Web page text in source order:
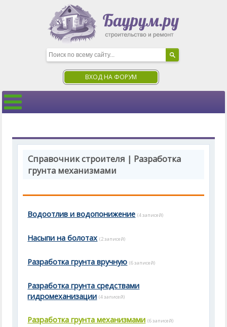
ВХОД НА ФОРУМ
Справочник строителя | Разработка
грунта механизмами
Водоотлив и водопонижение (4 записей)
Насыпи на болотах (2 записей)
Разработка грунта вручную (6 записей)
Разработка грунта средствами
гидромеханизации (4 записей)
Разработка грунта механизмами (6 записей)